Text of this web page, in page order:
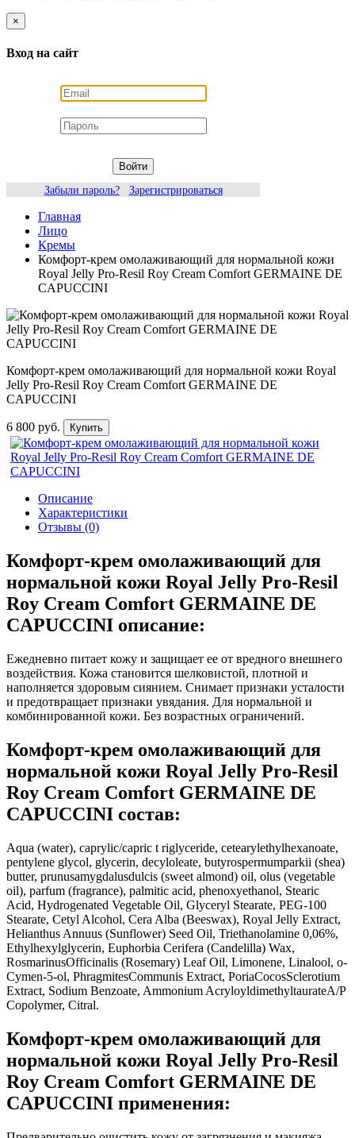
×
Вход на сайт
Войти
Забыли пароль?
Зарегистрироваться
Главная
Лицо
Кремы
Комфорт-крем омолаживающий для нормальной кожи
Royal Jelly Pro-Resil Roy Cream Comfort GERMAINE DE
CAPUCCINI
Комфорт-крем омолаживающий для нормальной кожи Royal
Jelly Pro-Resil Roy Cream Comfort GERMAINE DE
CAPUCCINI
6 800 руб. Купить
Описание
Характеристики
Отзывы (0)
Комфорт-крем омолаживающий для
нормальной кожи Royal Jelly Pro-Resil
Roy Cream Comfort GERMAINE DE
CAPUCCINI описание:
Ежедневно питает кожу и защищает ее от вредного внешнего
воздействия. Кожа становится шелковистой, плотной и
наполняется здоровым сиянием. Снимает признаки усталости
и предотвращает признаки увядания. Для нормальной и
комбинированной кожи. Без возрастных ограничений.
Комфорт-крем омолаживающий для
нормальной кожи Royal Jelly Pro-Resil
Roy Cream Comfort GERMAINE DE
CAPUCCINI состав:
Aqua (water), caprylic/capric t riglyceride, cetearylethylhexanoate,
pentylene glycol, glycerin, decyloleate, butyrospermumparkii (shea)
butter, prunusamygdalusdulcis (sweet almond) oil, olus (vegetable
oil), parfum (fragrance), palmitic acid, phenoxyethanol, Stearic
Acid, Hydrogenated Vegetable Oil, Glyceryl Stearate, PEG-100
Stearate, Cetyl Alcohol, Cera Alba (Beeswax), Royal Jelly Extract,
Helianthus Annuus (Sunflower) Seed Oil, Triethanolamine 0,06%,
Ethylhexylglycerin, Euphorbia Cerifera (Candelilla) Wax,
RosmarinusOfficinalis (Rosemary) Leaf Oil, Limonene, Linalool, o-
Cymen-5-ol, PhragmitesCommunis Extract, PoriaCocosSclerotium
Extract, Sodium Benzoate, Ammonium AcryloyldimethyltaurateA/P
Copolymer, Citral.
Комфорт-крем омолаживающий для
нормальной кожи Royal Jelly Pro-Resil
Roy Cream Comfort GERMAINE DE
CAPUCCINI применения: